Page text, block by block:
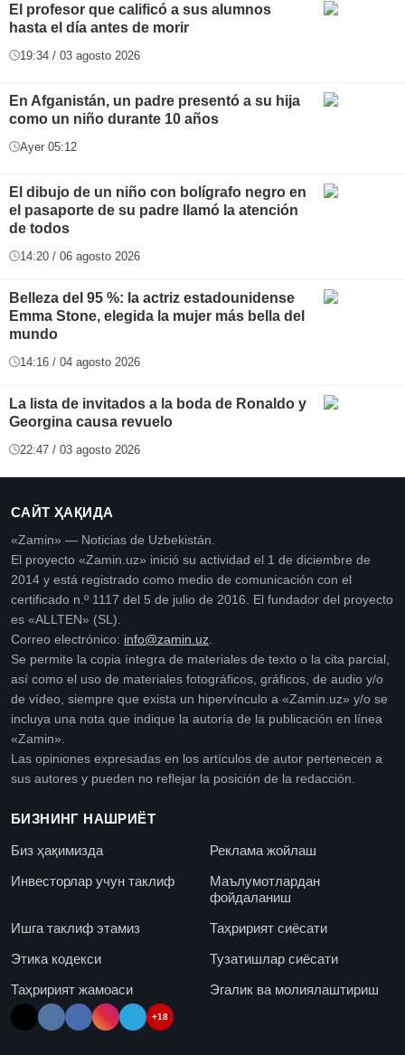
El profesor que calificó a sus alumnos
hasta el día antes de morir
19:34 / 03 agosto 2026
En Afganistán, un padre presentó a su hija
como un niño durante 10 años
Ayer 05:12
El dibujo de un niño con bolígrafo negro en
el pasaporte de su padre llamó la atención
de todos
14:20 / 06 agosto 2026
Belleza del 95 %: la actriz estadounidense
Emma Stone, elegida la mujer más bella del
mundo
14:16 / 04 agosto 2026
La lista de invitados a la boda de Ronaldo y
Georgina causa revuelo
22:47 / 03 agosto 2026
САЙТ ҲАҚИДА
«Zamin» — Noticias de Uzbekistán.
El proyecto «Zamin.uz» inició su actividad el 1 de diciembre de
2014 y está registrado como medio de comunicación con el
certificado n.º 1117 del 5 de julio de 2016. El fundador del proyecto
es «ALLTEN» (SL).
Correo electrónico: info@zamin.uz
Se permite la copia íntegra de materiales de texto o la cita parcial,
así como el uso de materiales fotográficos, gráficos, de audio y/o
de vídeo, siempre que exista un hipervínculo a «Zamin.uz» y/o se
incluya una nota que indique la autoría de la publicación en línea
«Zamin».
Las opiniones expresadas en los artículos de autor pertenecen a
sus autores y pueden no reflejar la posición de la redacción.
БИЗНИНГ НАШРИЁТ
Биз ҳақимизда
Реклама жойлаш
Инвесторлар учун таклиф
Маълумотлардан
фойдаланиш
Ишга таклиф этамиз
Таҳририят сиёсати
Этика кодекси
Тузатишлар сиёсати
Таҳририят жамоаси
Эгалик ва молиялаштириш
+18